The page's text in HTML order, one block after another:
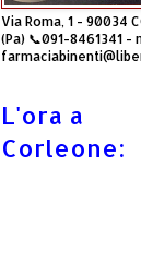
Via Roma, 1 - 90034
(Pa) 📞091-8461341 -
L'ora a
Corleone: